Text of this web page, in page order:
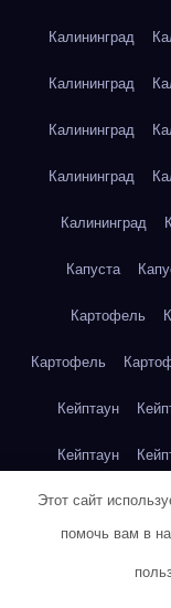
Калининград
Калининград
Калининград
Калининград
Калининград
Капуста
Картофель
Картофель
Кейптаун
Кейптаун
Кейптаун
Этот сайт
помочь вам в